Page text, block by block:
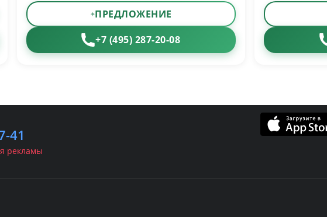
ПРЕДЛОЖЕНИЕ
+7 (495) 287-20-08
41
рекламы